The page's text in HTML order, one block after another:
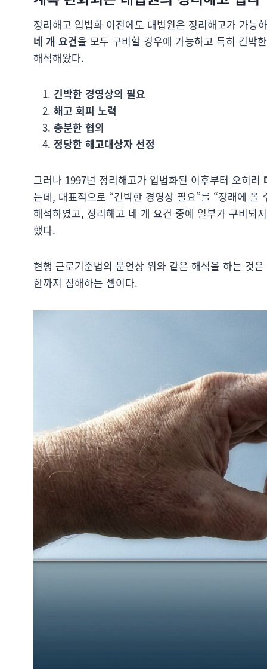
정리해고 입법화 이전에도 대법원은 정리해고가 가
네 개 요건을 모두 구비할 경우에 가능하고 특히 긴박
해석해왔다.
긴박한 경영상의 필요
해고 회피 노력
충분한 협의
정당한 해고대상자 선정
그러나 1997년 정리해고가 입법화된 이후부터 오히려
는데, 대표적으로 “긴박한 경영상 필요”를 “장래에
해석하였고, 정리해고 네 개 요건 중에 일부가 구비되
했다.
현행 근로기준법의 문언상 위와 같은 해석을 하는 것
한까지 침해하는 셈이다.